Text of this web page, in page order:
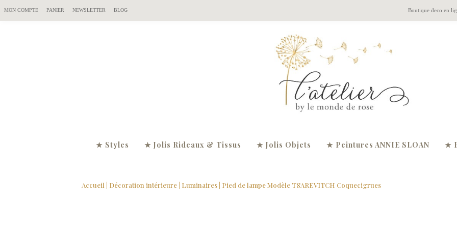
Boutique deco en
MON COMPTE PANIER NEWSLETTER BLOG
★ Styles ★ Jolis Rideaux & Tissus ★ Jolis Objets ★ Peintures ANNIE SLOAN ★
Accueil Décoration intérieure Luminaires | Pied de lampe Modèle TSAREVITCH Coquecigrues